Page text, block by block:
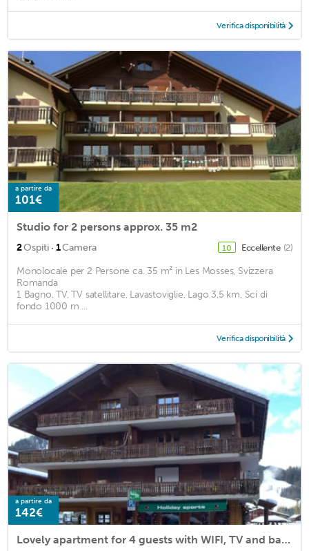
Verifica disponibilità
a partire da
101€
Studio for 2 persons approx. 35 m2
2Ospiti · 1Camera 10 Eccellente (2)
Monolocale per 2 Persone ca. 35 m² in Les Mosses, Svizzera
Romanda
1 Bagno, TV, TV satellitare, Lavastoviglie, Lago 3,5 km, Sci di
fondo 1000 m ...
Verifica disponibilità
a partire da
142€
Lovely apartment for 4 guests with WIFI, TV and balcony